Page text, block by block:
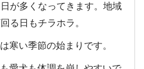
が多くなってきます。地域
る日もチラホラ。
寒い季節の始まりです。